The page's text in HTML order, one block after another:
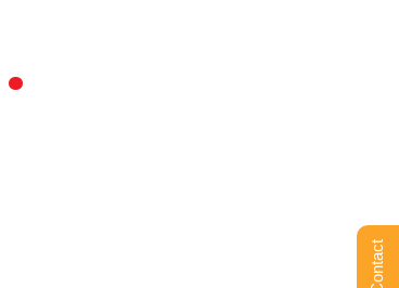
.
Contact